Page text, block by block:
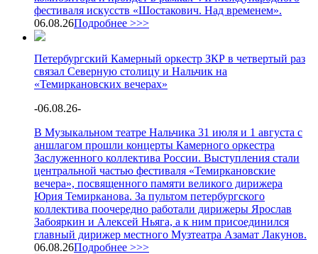
фестиваля искусств «Шостакович. Над временем».
06.08.26Подробнее >>>
Петербургский Камерный оркестр ЗКР в четвертый раз
связал Северную столицу и Нальчик на
«Темиркановских вечерах»
-06.08.26-
В Музыкальном театре Нальчика 31 июля и 1 августа с
аншлагом прошли концерты Камерного оркестра
Заслуженного коллектива России. Выступления стали
центральной частью фестиваля «Темиркановские
вечера», посвященного памяти великого дирижера
Юрия Темирканова. За пультом петербургского
коллектива поочередно работали дирижеры Ярослав
Забояркин и Алексей Ньяга, а к ним присоединился
главный дирижер местного Музтеатра Азамат Лакунов.
06.08.26Подробнее >>>